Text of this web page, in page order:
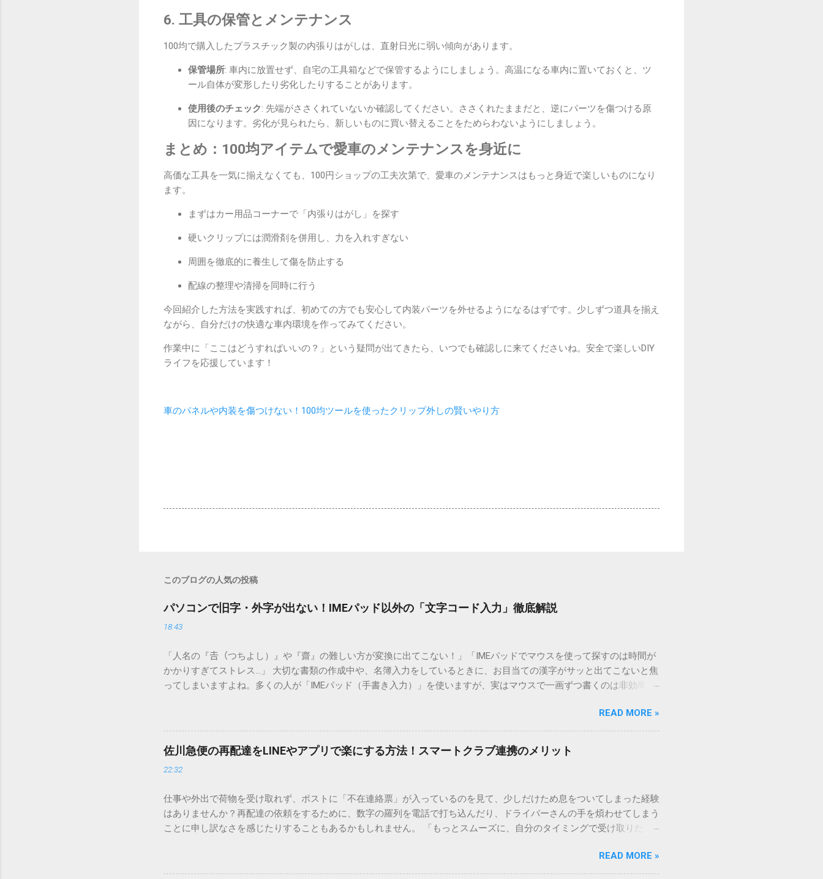
6. 工具の保管とメンテナンス
100均で購入したプラスチック製の内張りはがしは、直射日光に弱い傾向があります。
保管場所: 車内に放置せず、自宅の工具箱などで保管するようにしましょう。高温になる車内に置いておくと、ツ
ール自体が変形したり劣化したりすることがあります。
使用後のチェック: 先端がささくれていないか確認してください。ささくれたままだと、逆にパーツを傷つける原
因になります。劣化が見られたら、新しいものに買い替えることをためらわないようにしましょう。
まとめ：100均アイテムで愛車のメンテナンスを身近に
高価な工具を一気に揃えなくても、100円ショップの工夫次第で、愛車のメンテナンスはもっと身近で楽しいものになり
ます。
まずはカー用品コーナーで「内張りはがし」を探す
硬いクリップには潤滑剤を併用し、力を入れすぎない
周囲を徹底的に養生して傷を防止する
配線の整理や清掃を同時に行う
今回紹介した方法を実践すれば、初めての方でも安心して内装パーツを外せるようになるはずです。少しずつ道具を揃え
ながら、自分だけの快適な車内環境を作ってみてください。
作業中に「ここはどうすればいいの？」という疑問が出てきたら、いつでも確認しに来てくださいね。安全で楽しいDIY
ライフを応援しています！
車のパネルや内装を傷つけない！100均ツールを使ったクリップ外しの賢いやり方
このブログの人気の投稿
パソコンで旧字・外字が出ない！IMEパッド以外の「文字コード入力」徹底解説
18:43
「人名の『𠮷（つちよし）』や『齋』の難しい方が変換に出てこない！」「IMEパッドでマウスを使って探すのは時間が
かかりすぎてストレス…」 大切な書類の作成中や、名簿入力をしているときに、お目当ての漢字がサッと出てこないと焦
ってしまいますよね。多くの人が「IMEパッド（手書き入力）」を使いますが、実はマウスで一画ずつ書くのは非効率で
ードを打ち込むだけで一瞬で旧字や外字、特殊記号を呼び出す「文字コード入力」のテクニックを詳しく解説します。
この方法をマスターすれば、もう難しい漢字の入力で手を止める必要はありません。 1. なぜ「変換」しても旧字・外字
が出てこないのか？ そもそも、なぜ普通の変換で出てこない漢字があるのでしょうか。その理由は、パソコンが文字を
認識する仕組みにあります。 日本のパソコンで一般的に使われる漢字は、JIS規格（日本産業規格）によって「第1水
準」「第2水準」といった形で整理されています。しかし、人名や地名に使われる非常に古い漢字（旧字）や、特定の組
「Unicode（ユニコード）」や「JISコード」といった 文字コード です。パソコン上のすべての文字には、いわば「住
所」のような番号が割り振られています。変換候補に出ない文字でも、この住所（コード）を直接指定すれば、確実に呼
び出すことができるのです。 2. Windows標準機能！文字コードで漢字を出す「16進数入力」 最も汎用性が高く、特別な
できます。 具体的な手順（Unicode入力） 入力したい文字の「Unicode（例：20BB7）」を把握する。 入力モードを「半
角」にする（※重要）。 **「20BB7」**と入力する。 直後にキーボードの**[Alt]キーを押しながら[X]キー**を押す。 入
READ MORE »
佐川急便の再配達をLINEやアプリで楽にする方法！スマートクラブ連携のメリット
22:32
仕事や外出で荷物を受け取れず、ポストに「不在連絡票」が入っているのを見て、少しだけため息をついてしまった経験
はありませんか？再配達の依頼をするために、数字の羅列を電話で打ち込んだり、ドライバーさんの手を煩わせてしまう
ことに申し訳なさを感じたりすることもあるかもしれません。 「もっとスムーズに、自分のタイミングで受け取りた
ビス「スマートクラブ」と、LINEや公式アプリの連携です。これらを活用するだけで、再配達のストレスは驚くほど軽く
なります。この記事では、忙しい毎日をサポートする便利な受け取り術と、連携による具体的なメリットを徹底解説しま
READ MORE »